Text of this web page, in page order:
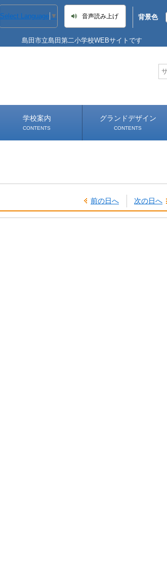
Select Language ▼ 音声読み上げ 背景色
島田市立島田第二小学校WEBサイトです
学校案内
CONTENTS
グランドデザイン
CONTENTS
前の日へ 次の日へ